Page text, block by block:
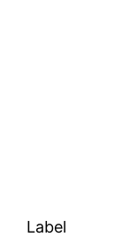
Label